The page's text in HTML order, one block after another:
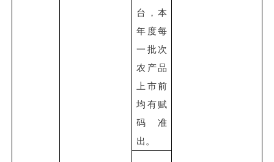
台，本
年度每
一批次
农产品
上市前
均有赋
码准
出。